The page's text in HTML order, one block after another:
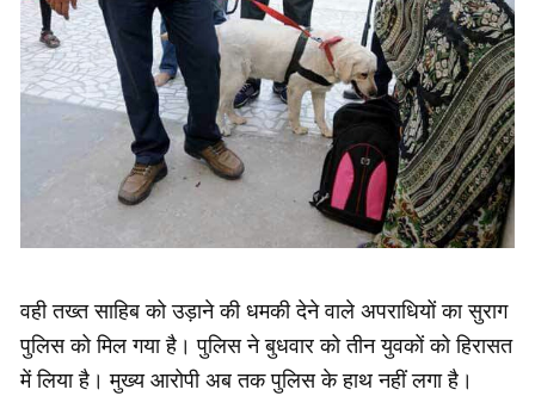
वही तख्त साहिब को उड़ाने की धमकी देने वाले अपराधियों का सुराग
पुलिस को मिल गया है। पुलिस ने बुधवार को तीन युवकों को हिरासत
में लिया है। मुख्य आरोपी अब तक पुलिस के हाथ नहीं लगा है।